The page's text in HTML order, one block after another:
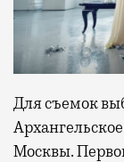
Для съемок
Москвы.